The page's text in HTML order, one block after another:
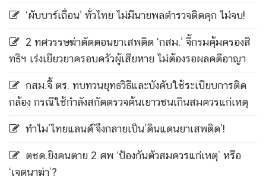
‘ผับบาร์เถื่อน’ ทั่วไทย ไม่มีนายพลตำรวจติดคุก ไม่จบ!
2 ทศวรรษฆ่าตัดตอนยาเสพติด ‘กสม.’ จี้กรมคุ้มครองสิ
ทธิฯ เร่งเยียวยาครอบครัวผู้เสียหาย ไม่ต้องรอผลคดีอาญา
กสม.จี้ ตร. ทบทวนยุทธวิธีและบังคับใช้ระเบียบการติด
กล้อง กรณีใช้กำลังสกัดตรวจค้นเยาวชนเกินสมควรแก่เหตุ
ทำไม’ไทยแลนด์’จึงกลายเป็น’ดินแดนยาเสพติด’!
ตชด.ยิงคนตาย 2 ศพ ‘ป้องกันตัวสมควรแก่เหตุ’ หรือ
‘เจตนาฆ่า’?